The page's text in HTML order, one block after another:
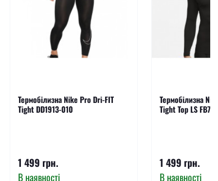
Термобілизна Nike Pro Dri-FIT
Tight DD1913-010
1 499 грн.
В наявності
Термобілизна
Tight Top LS
1 499 грн.
В наявності